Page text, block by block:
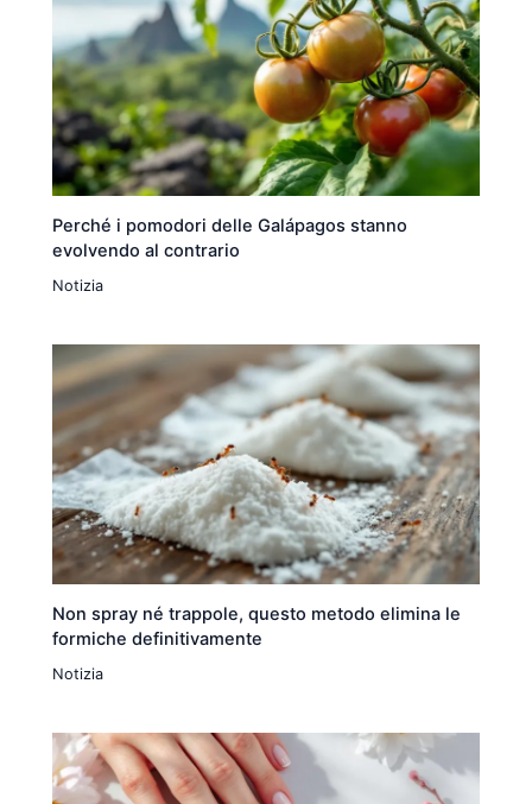
Perché i pomodori delle Galápagos stanno
evolvendo al contrario
Notizia
Non spray né trappole, questo metodo elimina le
formiche definitivamente
Notizia